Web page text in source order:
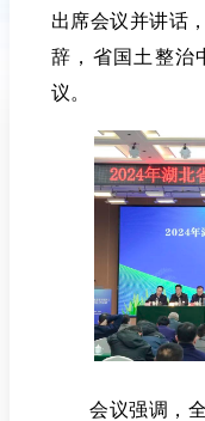
出席会议并讲话
辞，省国土整治
议。
会议强调，